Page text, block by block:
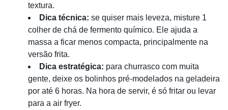
textura.
Dica técnica: se quiser mais leveza, misture 1
colher de chá de fermento químico. Ele ajuda a
massa a ficar menos compacta, principalmente na
versão frita.
Dica estratégica: para churrasco com muita
gente, deixe os bolinhos pré-modelados na geladeira
por até 6 horas. Na hora de servir, é só fritar ou levar
para a air fryer.